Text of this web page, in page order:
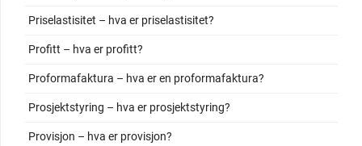
Priselastisitet – hva er priselastisitet?
Profitt – hva er profitt?
Proformafaktura – hva er en proformafaktura?
Prosjektstyring – hva er prosjektstyring?
Provisjon – hva er provisjon?